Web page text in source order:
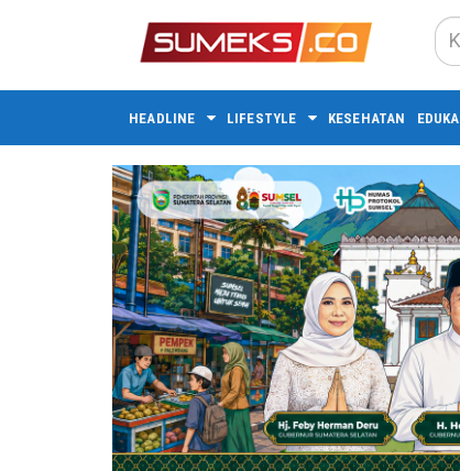
HEADLINE LIFESTYLE KESEHATAN